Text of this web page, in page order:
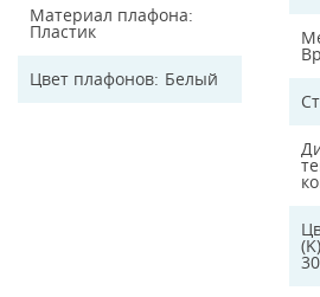
Материал плафона
Пластик
Цвет плафонов Белый
(K)